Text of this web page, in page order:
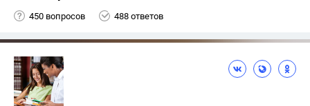
450 вопросов 488 ответов